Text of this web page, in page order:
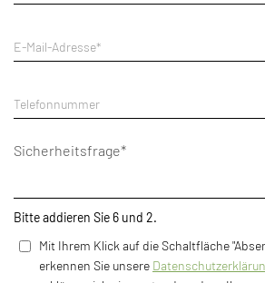
Pflichtfeld
E-Mail-Adresse*
Telefonnummer
Pflichtfeld
Sicherheitsfrage*
Bitte addieren Sie 6 und 2.
Mit Ihrem Klick auf die Schaltfläche
erkennen Sie unsere